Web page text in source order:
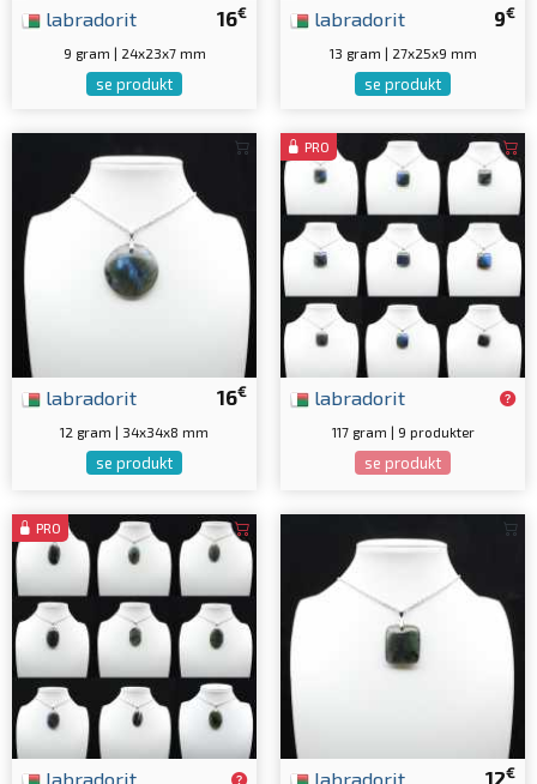
16€
labradorit
9 gram | 24x23x7 mm
se produkt
9€
labradorit
13 gram | 27x25x9 mm
se produkt
16€
labradorit
12 gram | 34x34x8 mm
se produkt
PRO
labradorit
117 gram | 9 produkter
se produkt
PRO
labradorit 12€
labradorit